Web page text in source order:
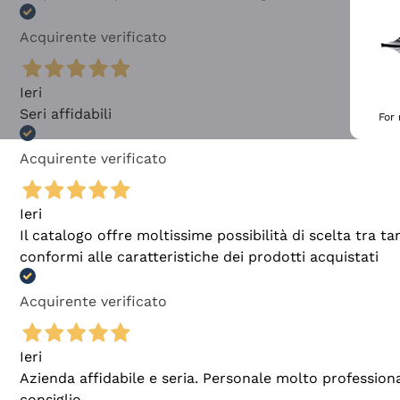
Acquirente verificato
Ieri
Seri affidabili
Acquirente verificato
Ieri
Il catalogo offre moltissime possibilità di scelta tra
conformi alle caratteristiche dei prodotti acquistati
Acquirente verificato
Ieri
Azienda affidabile e seria. Personale molto
For